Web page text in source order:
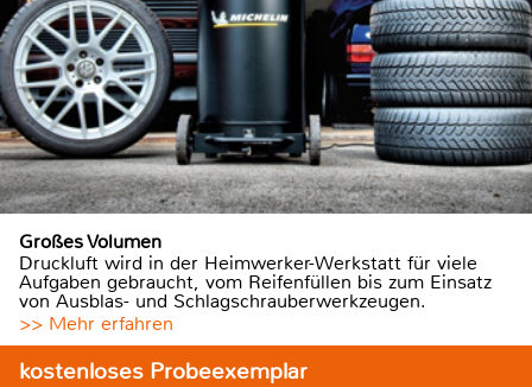
Großes Volumen
Druckluft wird in der Heimwerker-Werkstatt für viele
Aufgaben gebraucht, vom Reifenfüllen bis zum Einsatz
von Ausblas- und Schlagschrauberwerkzeugen.
>> Mehr erfahren
kostenloses Probeexemplar